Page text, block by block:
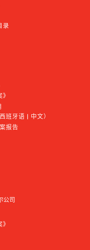
录
班牙语 | 中文）
报告
公司